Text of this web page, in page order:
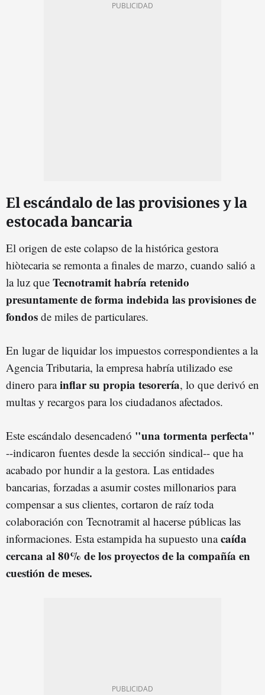
El escándalo de las provisiones y la
estocada bancaria
El origen de este colapso de la histórica gestora
hiòtecaria se remonta a finales de marzo, cuando salió a
la luz que Tecnotramit habría retenido
presuntamente de forma indebida las provisiones de
fondos de miles de particulares.
En lugar de liquidar los impuestos correspondientes a la
Agencia Tributaria, la empresa habría utilizado ese
dinero parainflar su propia tesorería, lo que derivó en
multas y recargos para los ciudadanos afectados.
Este escándalo desencadenó "una tormenta perfecta"
--indicaron fuentes desde la sección sindical-- que ha
acabado por hundir a la gestora. Las entidades
bancarias, forzadas a asumir costes millonarios para
compensar a sus clientes, cortaron de raíz toda
colaboración con Tecnotramit al hacerse públicas las
informaciones. Esta estampida ha supuesto unacaída
cercana al 80% de los proyectos de la compañía en
cuestión de meses.